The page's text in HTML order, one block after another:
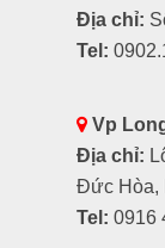
Địa chỉ:
Tel:
Vp
Địa chỉ:
Đức Hòa,
Tel: 0916